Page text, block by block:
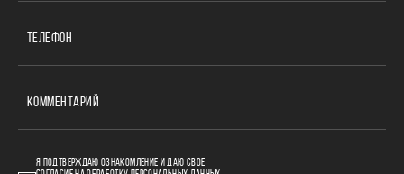
ТЕЛЕФОН
КОММЕНТАРИЙ
Я ПОДТВЕРЖДАЮ ОЗНАКОМЛЕНИЕ И ДАЮ СВОЕ